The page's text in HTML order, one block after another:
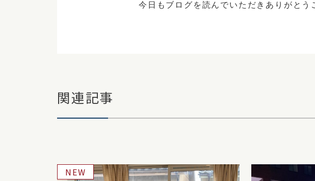
今日もブログを読んでいただきありがとう
関連記事
NEW